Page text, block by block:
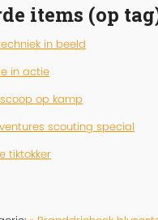
items (op
in beeld
in actie
op kamp
scouting special
tiktokker